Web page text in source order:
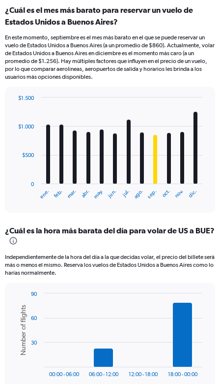
¿Cuál es el mes más barato para reservar un vuelo de
Estados Unidos a Buenos Aires?
En este momento, septiembre es el mes más barato en el que se puede reservar un
vuelo de Estados Unidos a Buenos Aires (a un promedio de $860). Actualmente, volar
de Estados Unidos a Buenos Aires en diciembre es el momento más caro (a un
promedio de $1.256). Hay múltiples factores que influyen en el precio de un vuelo,
por lo que comparar aerolíneas, aeropuertos de salida y horarios les brinda a los
usuarios más opciones disponibles.
with
12
The
Range:
12
The
chart
axis
displaying
values.
Range:
ene. feb. mar. abr. may. jun. jul. ago. sep. oct. nov. dic.
0
$500
$1.000
$1.500
¿Cuál es la hora más barata del día para volar de US a BUE?
Independientemente de la hora del día a la que decidas volar, el precio del billete será
más o menos el mismo. Reserva los vuelos de Estados Unidos a Buenos Aires como lo
harías normalmente.
chart
with
bars.
The
Chart
graphic.
Number of flights
00:00 - 06:00 06:00 - 12:00 12:00 - 18:00 18:00 - 00:00
30
60
90